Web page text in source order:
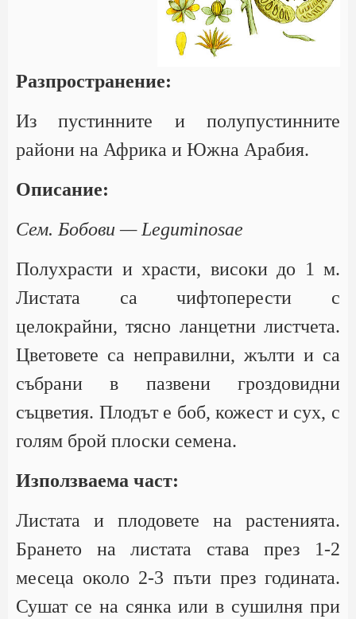
Разпространение:
Из пустинните и полупустинните
райони на Африка и Южна Арабия.
Описание:
Сем. Бобови — Leguminosae
Полухрасти и храсти, високи до 1 м.
Листата са чифтоперести с
целокрайни, тясно ланцетни листчета.
Цветовете са неправилни, жълти и са
събрани в пазвени гроздовидни
съцветия. Плодът е боб, кожест и сух, с
голям брой плоски семена.
Използваема част:
Листата и плодовете на растенията.
Брането на листата става през 1-2
месеца около 2-3 пъти през годината.
Сушат се на сянка или в сушилня при